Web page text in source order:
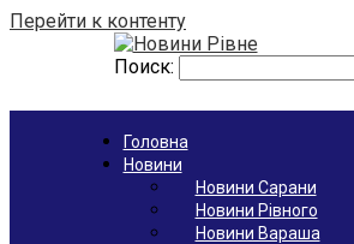
Перейти к контенту
Поиск:
Головна
Новини
Новини Сарани
Новини Рівного
Новини Вараша